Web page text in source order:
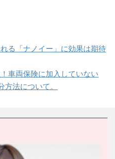
る「ナノイー」に効果は期待
車両保険に加入していない
方法について。